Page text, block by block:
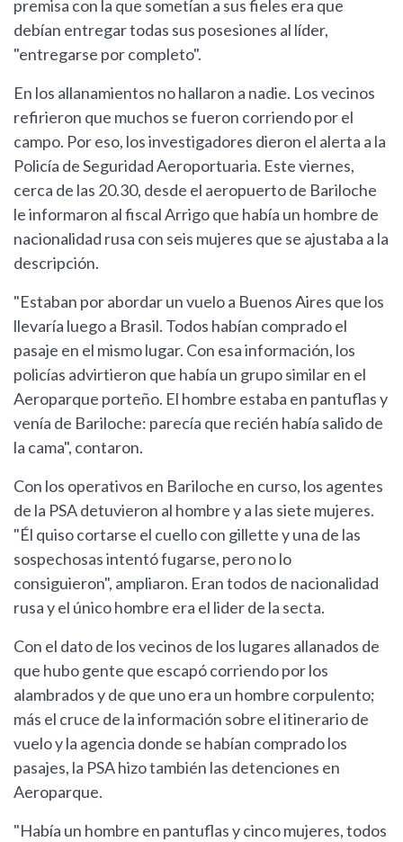
premisa con la que sometían a sus fieles era que
debían entregar todas sus posesiones al líder,
"entregarse por completo".
En los allanamientos no hallaron a nadie. Los vecinos
refirieron que muchos se fueron corriendo por el
campo. Por eso, los investigadores dieron el alerta a la
Policía de Seguridad Aeroportuaria. Este viernes,
cerca de las 20.30, desde el aeropuerto de Bariloche
le informaron al fiscal Arrigo que había un hombre de
nacionalidad rusa con seis mujeres que se ajustaba a la
descripción.
"Estaban por abordar un vuelo a Buenos Aires que los
llevaría luego a Brasil. Todos habían comprado el
pasaje en el mismo lugar. Con esa información, los
policías advirtieron que había un grupo similar en el
Aeroparque porteño. El hombre estaba en pantuflas y
venía de Bariloche: parecía que recién había salido de
la cama", contaron.
Con los operativos en Bariloche en curso, los agentes
de la PSA detuvieron al hombre y a las siete mujeres.
"Él quiso cortarse el cuello con gillette y una de las
sospechosas intentó fugarse, pero no lo
consiguieron", ampliaron. Eran todos de nacionalidad
rusa y el único hombre era el lider de la secta.
Con el dato de los vecinos de los lugares allanados de
que hubo gente que escapó corriendo por los
alambrados y de que uno era un hombre corpulento;
más el cruce de la información sobre el itinerario de
vuelo y la agencia donde se habían comprado los
pasajes, la PSA hizo también las detenciones en
Aeroparque.
"Había un hombre en pantuflas y cinco mujeres, todos